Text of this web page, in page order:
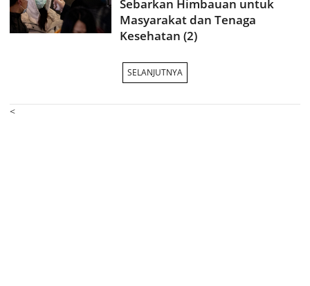
Sebarkan Himbauan untuk
Masyarakat dan Tenaga
Kesehatan (2)
SELANJUTNYA
<